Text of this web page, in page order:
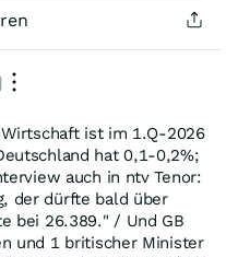
ist im 1.Q-2026
hat 0,1-0,2%;
auch in ntv Tenor:
der dürfte bald über
bei 26.389." / Und GB
und 1 britischer Minister